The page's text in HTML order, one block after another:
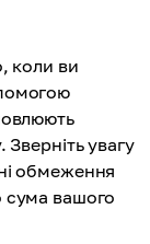
коли ви
увагу
обмеження
сума вашого